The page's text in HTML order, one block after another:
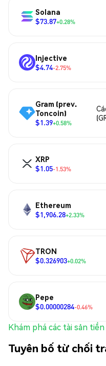
Solana
$73.87+0.28%
Injective
$4.74-2.75%
Gram (prev.
Toncoin)
$1.39+0.58%
XRP
$1.05-1.53%
Ethereum
$1,906.28+2.33%
TRON
$0.326903+0.02%
Pepe
$0.00000284-0.46%
Khám phá các tài sản
Tuyên bố từ chối